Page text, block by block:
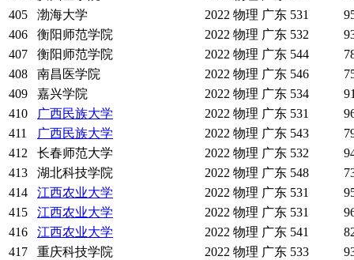
405
渤海大学 2022 物理 广东 531
406
衡阳师范学院 2022 物理 广东 532
407
衡阳师范学院 2022 物理 广东 544
408
南昌医学院 2022 物理 广东 546
409
嘉兴学院 2022 物理 广东 534
410
广西民族大学 2022 物理 广东 531
411
广西民族大学 2022 物理 广东 543
412
长春师范大学 2022 物理 广东 532
413
湖北科技学院 2022 物理 广东 548
414
江西农业大学 2022 物理 广东 531
415
江西农业大学 2022 物理 广东 531
416
江西农业大学 2022 物理 广东 541
417
重庆科技学院 2022 物理 广东 533